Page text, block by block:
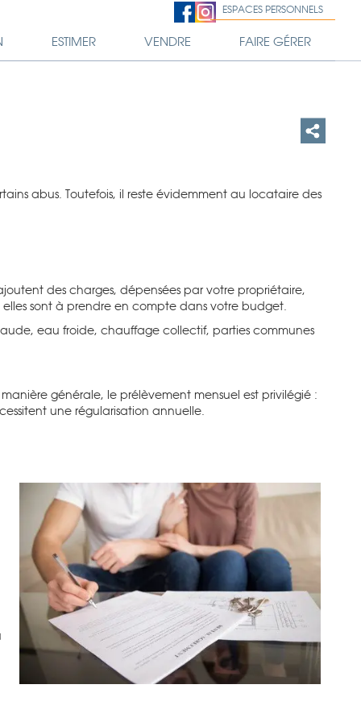
ESPACES PERSONNELS
ESTIMER VENDRE FAIRE GÉRER
abus. Toutefois, i l reste évidemment au locataire des
des charges, dépensées par votre propriétaire,
sont à prendre en compte dans votre budget.
eau froide, chauffage collectif, parties communes
générale, le prélèvement mensuel est privilégié :
une régularisation annuelle.